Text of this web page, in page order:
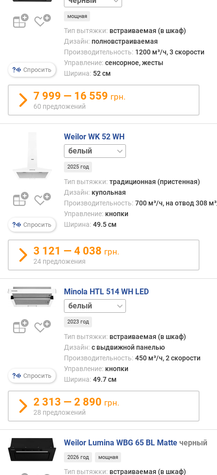
и
н
м
)
м
ь
(
В
т
п
р
о
и
з
о
д
т
е
о
с
т
ь
т
о
Спросить
мощная
Тип вытяжки: встраиваемая (в шкаф)
Дизайн: полновстраиваемая
Производительность: 1200 м³/ч, 3 скорости
Управление: сенсорное, жесты
Ширина: 52 см
7 999 — 16 559 грн.
60 предложений
Спросить
Weilor WK 52 WH
нержавейка
черный
2025 год
Тип вытяжки: традиционная (пристенная)
Дизайн: купольная
Производительность: 700 м³/ч, на отвод 308
Управление: кнопки
Ширина: 49.5 см
3 121 — 4 038 грн.
24 предложения
Спросить
Minola HTL 514 WH LED
нержавейка
черный
2023 год
Тип вытяжки: встраиваемая (в шкаф)
Дизайн: с выдвижной панелью
Производительность: 450 м³/ч, 2 скорости
Управление: кнопки
Ширина: 49.7 см
2 313 — 2 890 грн.
28 предложений
Weilor Lumina WBG 65 BL Matte черный
2026 год мощная
Тип вытяжки: встраиваемая (в шкаф)